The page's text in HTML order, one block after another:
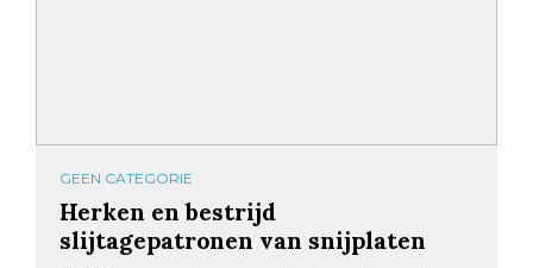
GEEN CATEGORIE
Herken en bestrijd
slijtagepatronen van snijplaten